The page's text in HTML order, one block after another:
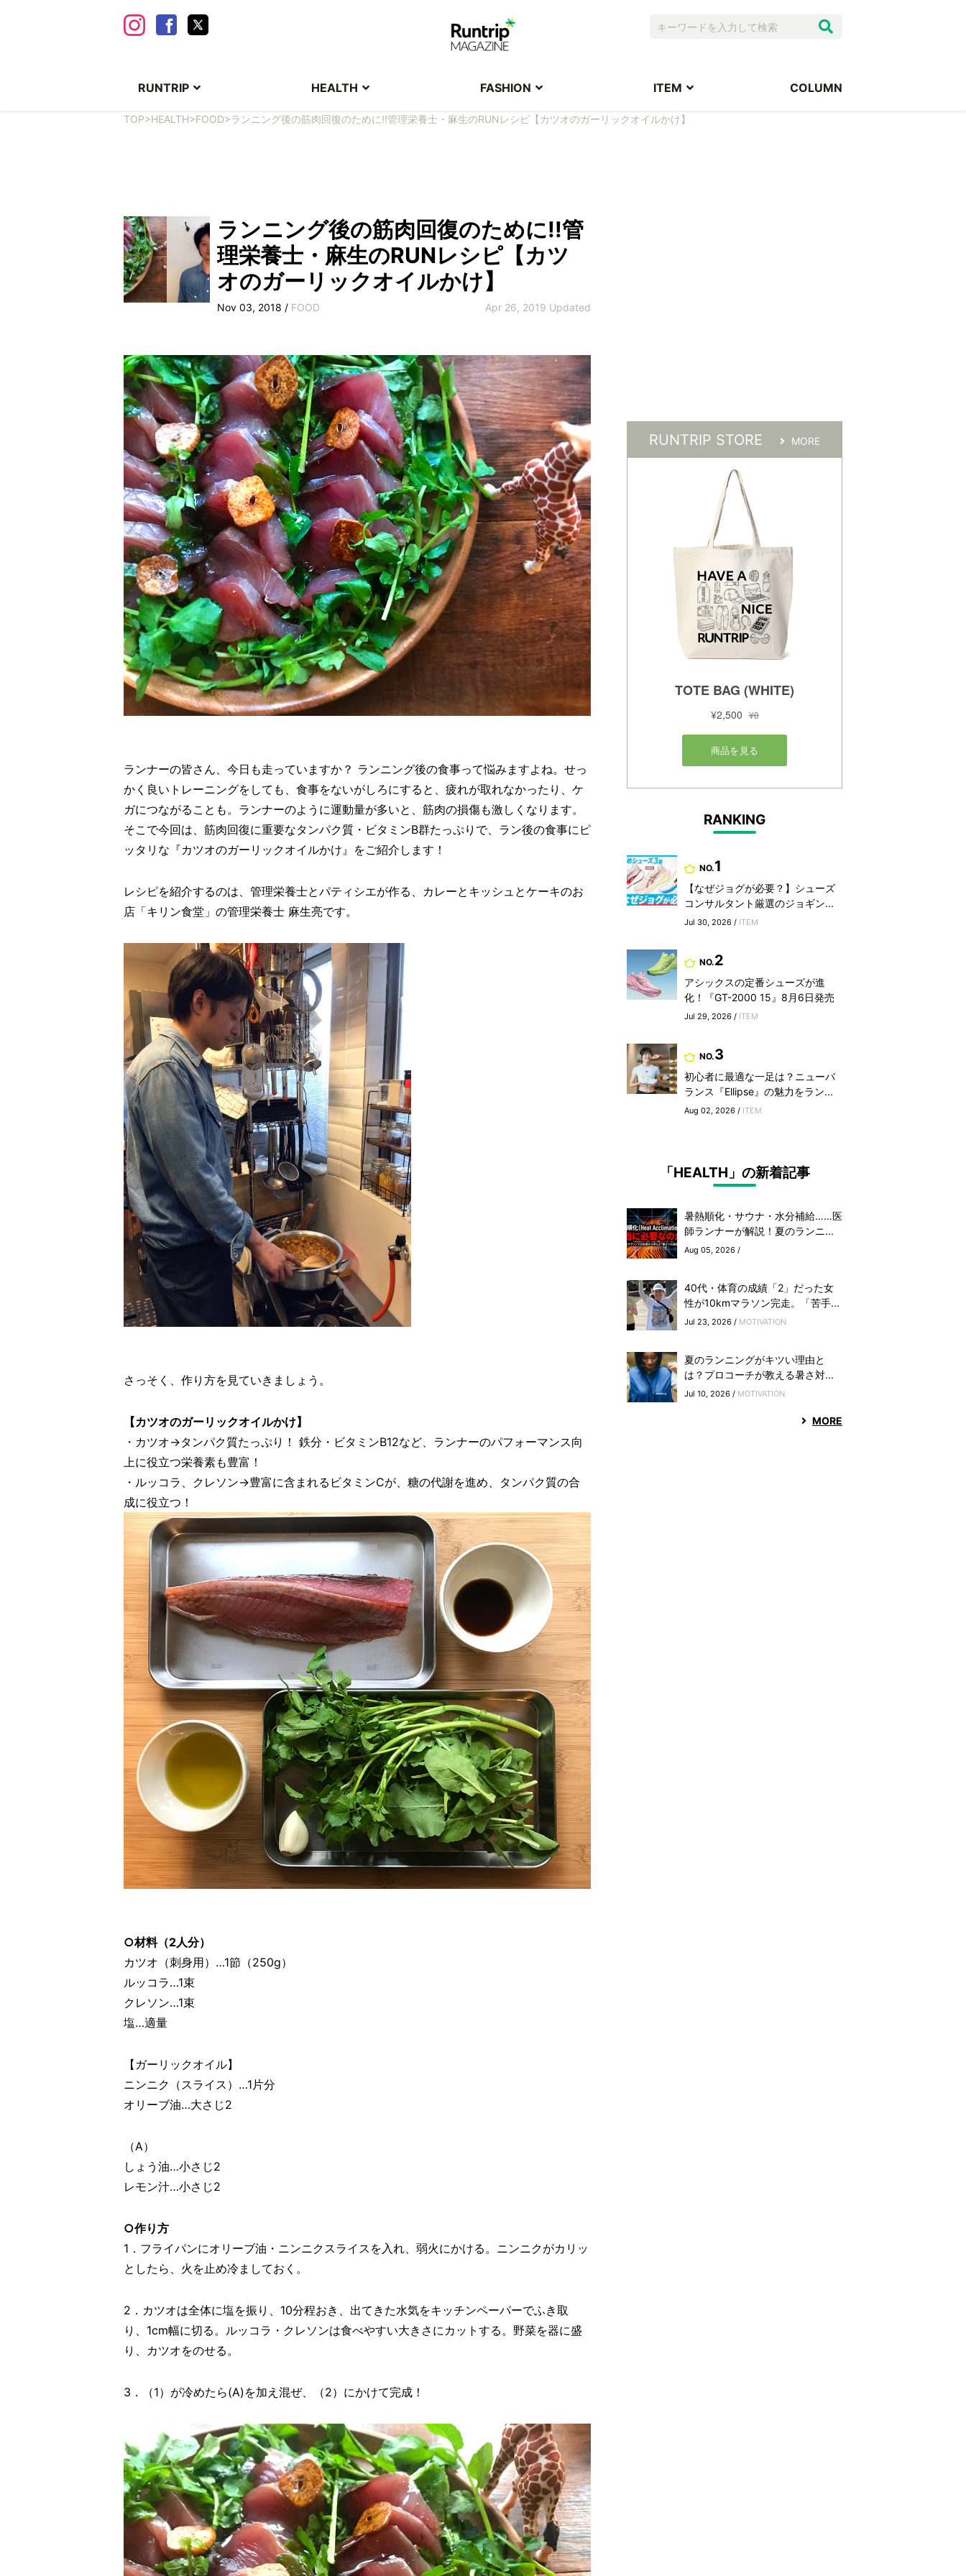
RUNTRIP HEALTH FASHION ITEM COLUMN
TOP>HEALTH>FOOD>ランニング後の筋肉回復のために!!管理栄養士・麻生のRUNレシピ【カツオのガーリックオイルかけ】
ランニング後の筋肉回復のために!!管
理栄養士・麻生のRUNレシピ【カツ
オのガーリックオイルかけ】
Nov 03, 2018 / FOOD Apr 26, 2019 Updated
ランナーの皆さん、今日も走っていますか？ ランニング後の食事って悩みますよね。せっ
かく良いトレーニングをしても、食事をないがしろにすると、疲れが取れなかったり、ケ
ガにつながることも。ランナーのように運動量が多いと、筋肉の損傷も激しくなります。
そこで今回は、筋肉回復に重要なタンパク質・ビタミンB群たっぷりで、ラン後の食事にピ
ッタリな『カツオのガーリックオイルかけ』をご紹介します！
レシピを紹介するのは、管理栄養士とパティシエが作る、カレーとキッシュとケーキのお
店「キリン食堂」の管理栄養士 麻生亮です。
さっそく、作り方を見ていきましょう。
【カツオのガーリックオイルかけ】
・カツオ→タンパク質たっぷり！ 鉄分・ビタミンB12など、ランナーのパフォーマンス向
上に役立つ栄養素も豊富！
・ルッコラ、クレソン→豊富に含まれるビタミンCが、糖の代謝を進め、タンパク質の合
成に役立つ！
○材料（2人分）
カツオ（刺身用）…1節（250g）
ルッコラ…1束
クレソン…1束
塩…適量
【ガーリックオイル】
ニンニク（スライス）…1片分
オリーブ油…大さじ2
（A）
しょう油…小さじ2
レモン汁…小さじ2
○作り方
1．フライパンにオリーブ油・ニンニクスライスを入れ、弱火にかける。ニンニクがカリッ
としたら、火を止め冷ましておく。
2．カツオは全体に塩を振り、10分程おき、出てきた水気をキッチンペーパーでふき取
り、1cm幅に切る。ルッコラ・クレソンは食べやすい大きさにカットする。野菜を器に盛
り、カツオをのせる。
3．（1）が冷めたら(A)を加え混ぜ、（2）にかけて完成！
RUNTRIP STORE MORE
RANKING
NO.1
【なぜジョグが必要？】シューズ
コンサルタント厳選のジョギン...
Jul 30, 2026 / ITEM
NO.2
アシックスの定番シューズが進
化！『GT-2000 15』8月6日発売
Jul 29, 2026 / ITEM
NO.3
初心者に最適な一足は？ニューバ
ランス『Ellipse』の魅力をラン...
Aug 02, 2026 / ITEM
「HEALTH」の新着記事
暑熱順化・サウナ・水分補給……医
師ランナーが解説！夏のランニ...
Aug 05, 2026 /
40代・体育の成績「2」だった女
性が10kmマラソン完走。「苦手...
Jul 23, 2026 / MOTIVATION
夏のランニングがキツい理由と
は？プロコーチが教える暑さ対...
Jul 10, 2026 / MOTIVATION
MORE